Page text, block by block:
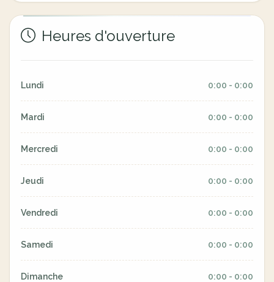
Heures d'ouverture
Lundi 0:00 - 0:00
Mardi 0:00 - 0:00
Mercredi 0:00 - 0:00
Jeudi 0:00 - 0:00
Vendredi 0:00 - 0:00
Samedi 0:00 - 0:00
Dimanche 0:00 - 0:00